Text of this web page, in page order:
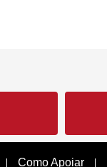
Como Apoiar